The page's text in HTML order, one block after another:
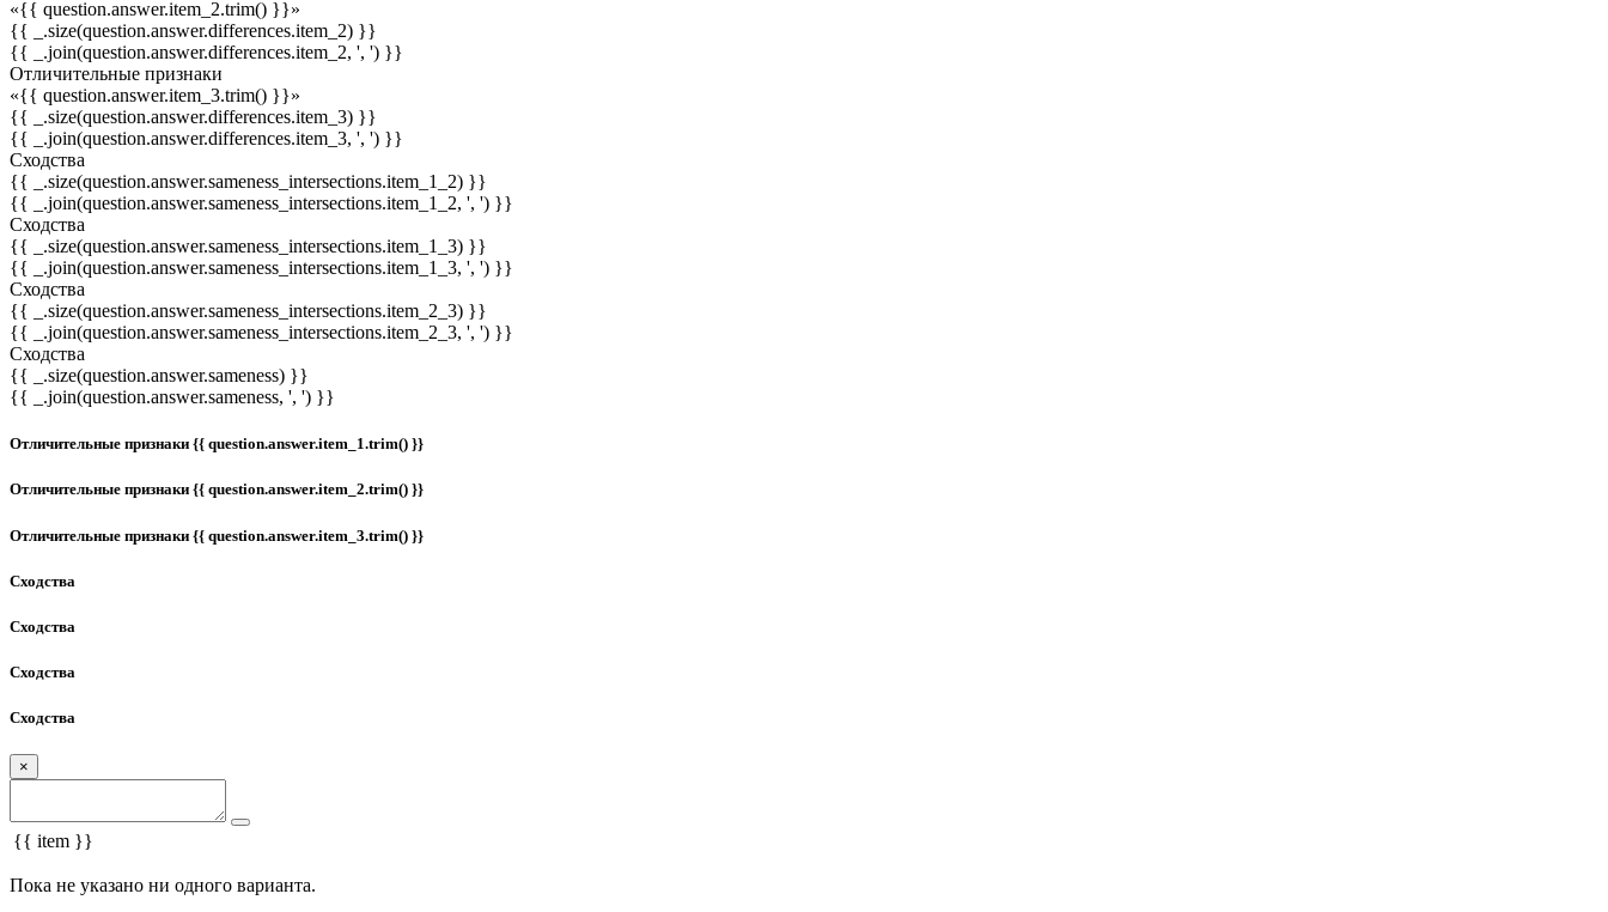
«{{ question.answer.item_2.trim() }}»
{{ _.size(question.answer.differences.item_2) }}
{{ _.join(question.answer.differences.item_2, ', ') }}
Отличительные признаки
«{{ question.answer.item_3.trim() }}»
{{ _.size(question.answer.differences.item_3) }}
{{ _.join(question.answer.differences.item_3, ', ') }}
Сходства
{{ _.size(question.answer.sameness_intersections.item_1_2) }}
{{ _.join(question.answer.sameness_intersections.item_1_2, ', ') }}
Сходства
{{ _.size(question.answer.sameness_intersections.item_1_3) }}
{{ _.join(question.answer.sameness_intersections.item_1_3, ', ') }}
Сходства
{{ _.size(question.answer.sameness_intersections.item_2_3) }}
{{ _.join(question.answer.sameness_intersections.item_2_3, ', ') }}
Сходства
{{ _.size(question.answer.sameness) }}
{{ _.join(question.answer.sameness, ', ') }}
Отличительные признаки {{ question.answer.item_1.trim() }}
Отличительные признаки {{ question.answer.item_2.trim() }}
Отличительные признаки {{ question.answer.item_3.trim() }}
Сходства
Сходства
Сходства
Сходства
×
{{ item }}
Пока не указано ни одного варианта.